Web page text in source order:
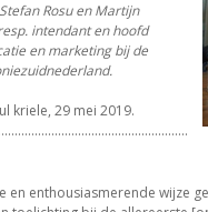
Rosu en Martijn
intendant en hoofd
en marketing bij de
kriele, 29 mei 2019.
en enthousiasmerende wijze